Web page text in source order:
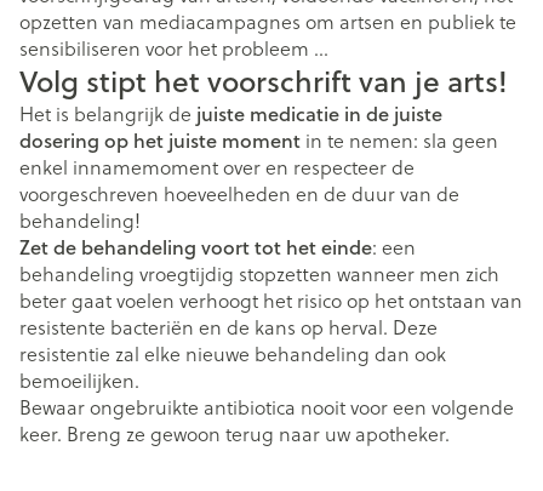
opzetten van mediacampagnes om artsen en publiek te
sensibiliseren voor het probleem …
Volg stipt het voorschrift van je arts!
Het is belangrijk de juiste medicatie in de juiste
dosering op het juiste moment in te nemen: sla geen
enkel innamemoment over en respecteer de
voorgeschreven hoeveelheden en de duur van de
behandeling!
Zet de behandeling voort tot het einde: een
behandeling vroegtijdig stopzetten wanneer men zich
beter gaat voelen verhoogt het risico op het ontstaan van
resistente bacteriën en de kans op herval. Deze
resistentie zal elke nieuwe behandeling dan ook
bemoeilijken.
Bewaar ongebruikte antibiotica nooit voor een volgende
keer. Breng ze gewoon terug naar uw apotheker.